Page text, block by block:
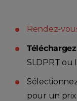
Rendez-
SLDPRT ou
pour un